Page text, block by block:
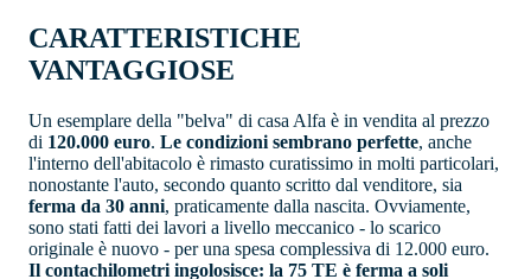
CARATTERISTICHE
VANTAGGIOSE
Un esemplare della "belva" di casa Alfa è in vendita al prezzo
di 120.000 euro. Le condizioni sembrano perfette, anche
l'interno dell'abitacolo è rimasto curatissimo in molti particolari,
nonostante l'auto, secondo quanto scritto dal venditore, sia
ferma da 30 anni, praticamente dalla nascita. Ovviamente,
sono stati fatti dei lavori a livello meccanico - lo scarico
originale è nuovo - per una spesa complessiva di 12.000 euro.
Il contachilometri ingolosisce: la 75 TE è ferma a soli